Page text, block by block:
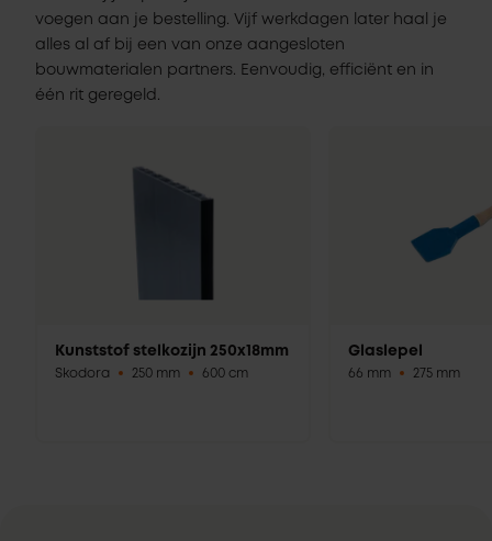
voegen aan je bestelling. Vijf werkdagen later haal je
alles al af bij een van onze aangesloten
bouwmaterialen partners. Eenvoudig, efficiënt en in
één rit geregeld.
Kunststof stelkozijn 250x18mm
Skodora 250 mm 600 cm
Glaslepel
66 mm 275 mm